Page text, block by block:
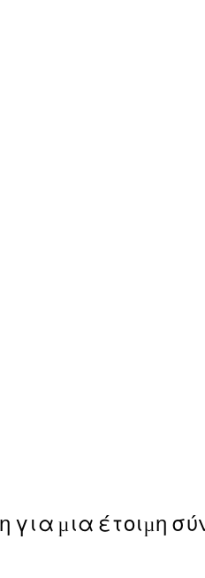
για μια έτοιμη